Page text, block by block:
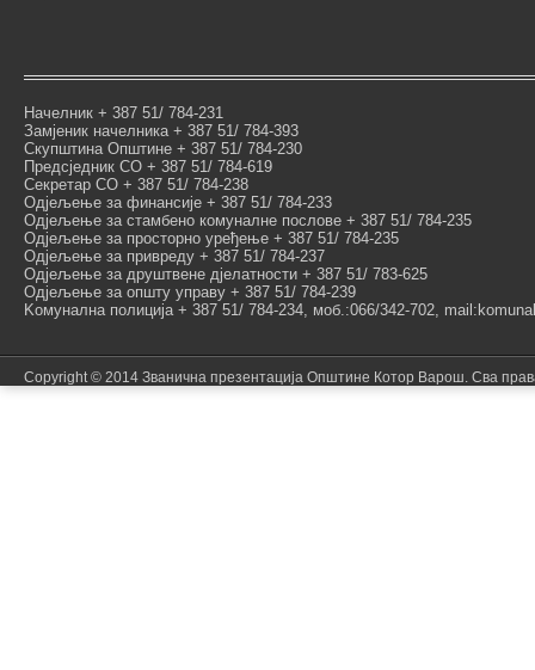
Начелник + 387 51/ 784-231
Замјеник начелника + 387 51/ 784-393
Скупштина Општине + 387 51/ 784-230
Предсједник СО + 387 51/ 784-619
Секретар СО + 387 51/ 784-238
Одјељење за финансије + 387 51/ 784-233
Одјељење за стамбено комуналне послове + 387 51/ 784-235
Одјељење за просторно уређење + 387 51/ 784-235
Одјељење за привреду + 387 51/ 784-237
Одјељење за друштвене дјелатности + 387 51/ 783-625
Одјељење за општу управу + 387 51/ 784-239
Kомунална полиција + 387 51/ 784-234, моб.:066/342-702,
Copyright © 2014 Званична презентација Општине Котор Варош. Сва